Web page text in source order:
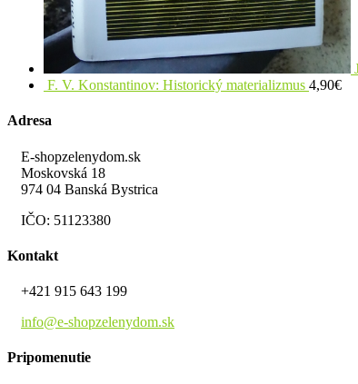
F. V. Konstantinov: Historický materializmus 4,90€
Adresa
E-shopzelenydom.sk
Moskovská 18
974 04 Banská Bystrica
IČO: 51123380
Kontakt
+421 915 643 199
info@e-shopzelenydom.sk
Pripomenutie